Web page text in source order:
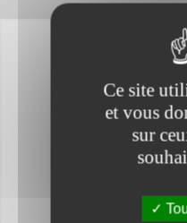
Ce site
et vous
sur